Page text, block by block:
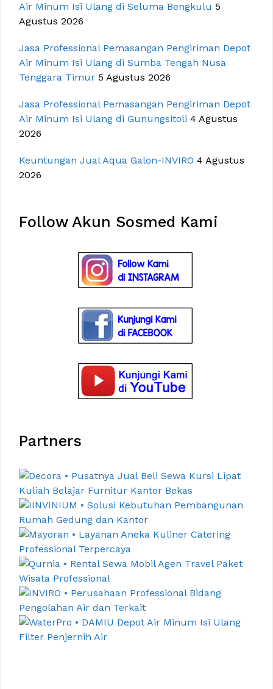
Air Minum Isi Ulang di Seluma Bengkulu 5
Agustus 2026
Jasa Professional Pemasangan Pengiriman Depot
Air Minum Isi Ulang di Sumba Tengah Nusa
Tenggara Timur 5 Agustus 2026
Jasa Professional Pemasangan Pengiriman Depot
Air Minum Isi Ulang di Gunungsitoli 4 Agustus
2026
Keuntungan Jual Aqua Galon-INVIRO 4 Agustus
2026
Follow Akun Sosmed Kami
Partners